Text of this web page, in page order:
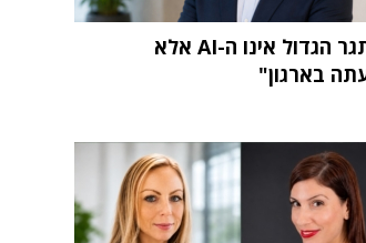
"האתגר הגדול אינו ה-AI אלא
בארגון"